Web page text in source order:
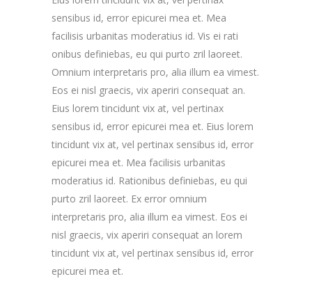
sensibus id, error epicurei mea et. Mea
facilisis urbanitas moderatius id. Vis ei rati
onibus definiebas, eu qui purto zril laoreet.
Omnium interpretaris pro, alia illum ea vimest.
Eos ei nisl graecis, vix aperiri consequat an.
Eius lorem tincidunt vix at, vel pertinax
sensibus id, error epicurei mea et. Eius lorem
tincidunt vix at, vel pertinax sensibus id, error
epicurei mea et. Mea facilisis urbanitas
moderatius id. Rationibus definiebas, eu qui
purto zril laoreet. Ex error omnium
interpretaris pro, alia illum ea vimest. Eos ei
nisl graecis, vix aperiri consequat an lorem
tincidunt vix at, vel pertinax sensibus id, error
epicurei mea et.